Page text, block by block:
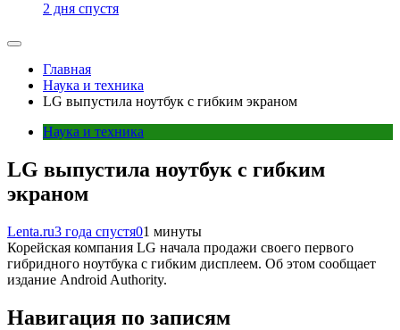
2 дня спустя
Главная
Наука и техника
LG выпустила ноутбук с гибким экраном
Наука и техника
LG выпустила ноутбук с гибким
экраном
Lenta.ru3 года спустя01 минуты
Корейская компания LG начала продажи своего первого
гибридного ноутбука с гибким дисплеем. Об этом сообщает
издание Android Authority.
Навигация по записям